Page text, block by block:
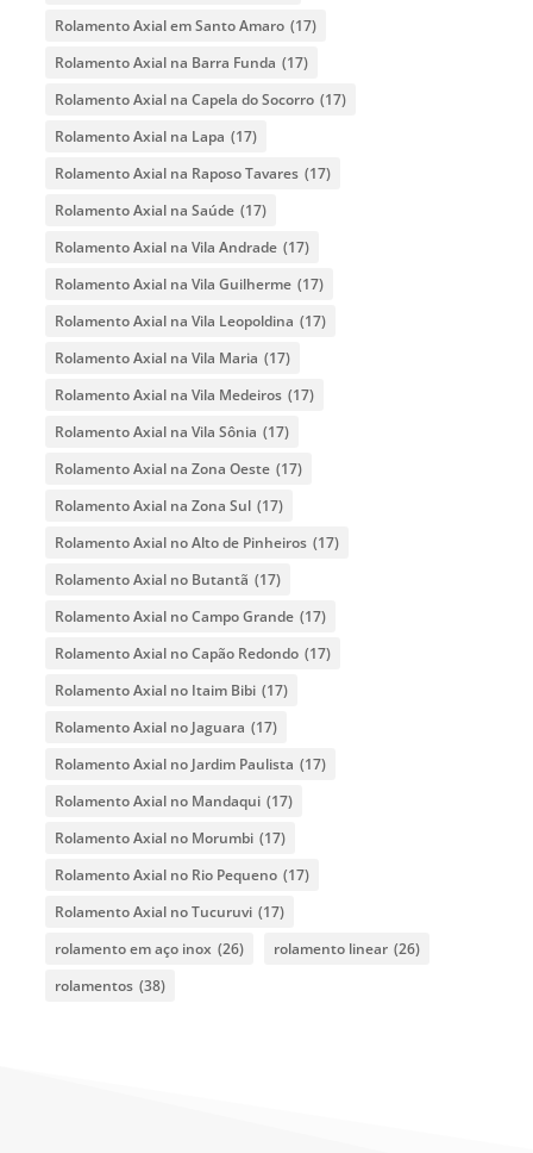
Rolamento Axial em Santo Amaro (17)
Rolamento Axial na Barra Funda (17)
Rolamento Axial na Capela do Socorro (17)
Rolamento Axial na Lapa (17)
Rolamento Axial na Raposo Tavares (17)
Rolamento Axial na Saúde (17)
Rolamento Axial na Vila Andrade (17)
Rolamento Axial na Vila Guilherme (17)
Rolamento Axial na Vila Leopoldina (17)
Rolamento Axial na Vila Maria (17)
Rolamento Axial na Vila Medeiros (17)
Rolamento Axial na Vila Sônia (17)
Rolamento Axial na Zona Oeste (17)
Rolamento Axial na Zona Sul (17)
Rolamento Axial no Alto de Pinheiros (17)
Rolamento Axial no Butantã (17)
Rolamento Axial no Campo Grande (17)
Rolamento Axial no Capão Redondo (17)
Rolamento Axial no Itaim Bibi (17)
Rolamento Axial no Jaguara (17)
Rolamento Axial no Jardim Paulista (17)
Rolamento Axial no Mandaqui (17)
Rolamento Axial no Morumbi (17)
Rolamento Axial no Rio Pequeno (17)
Rolamento Axial no Tucuruvi (17)
rolamento em aço inox (26) rolamento linear (26)
rolamentos (38)